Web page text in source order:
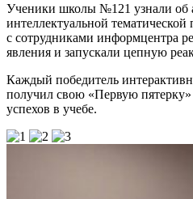
Ученики школы №121 узнали об
интеллектуальной
с сотрудниками информцентра
явления и запускали цепную
Каждый победитель
получил свою «Первую
успехов в учебе.